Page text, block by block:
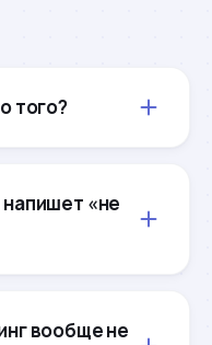
того?
«не
вообще не